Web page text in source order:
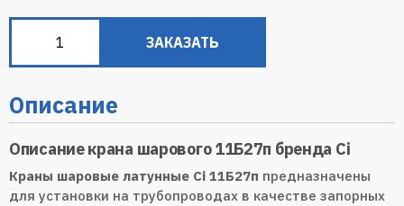
ЗАКАЗАТЬ
Описание
Описание крана шарового 11Б27п бренда Ci
Краны шаровые латунные Ci 11Б27п предназначены
для установки на трубопроводах в качестве запорных